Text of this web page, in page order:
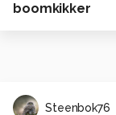
boomkikker
Steenbok76